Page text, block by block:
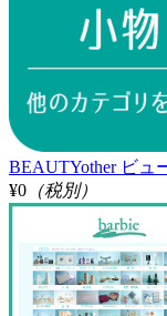
BEAUTYother ビュ
¥0 （税別）